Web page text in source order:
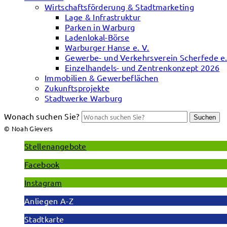
Wirtschaftsförderung & Stadtmarketing
Lage & Infrastruktur
Parken in Warburg
Ladenlokal-Börse
Warburger Hanse e. V.
Gewerbe- und Verkehrsverein Scherfede
Einzelhandels- und Zentrenkonzept 2026
Immobilien & Gewerbeflächen
Zukunftsprojekte
Stadtwerke Warburg
Wonach suchen Sie?
Suchen
© Noah Gievers
Stellenangebote
Facebook
Instagram
Anliegen A-Z
Stadtkarte